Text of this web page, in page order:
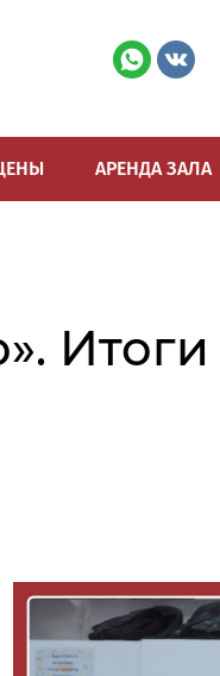
АРЕНДА ЗАЛА
Итоги